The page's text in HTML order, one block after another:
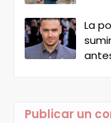
La
Publicar un